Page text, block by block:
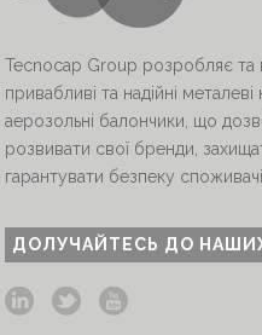
Tecnocap Group розробляє та
привабливі та надійні
аерозольні балончики, що
розвивати свої бренди,
гарантувати безпеку
ДОЛУЧАЙТЕСЬ ДО